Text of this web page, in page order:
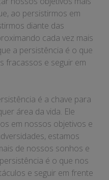
ao persistirmos em
diante das
cada vez mais
a persistência é o que
fracassos e seguir em
é a chave para
área da vida. Ele
em nossos objetivos e
estamos
de nossos sonhos e
é o que nos
e seguir em frente